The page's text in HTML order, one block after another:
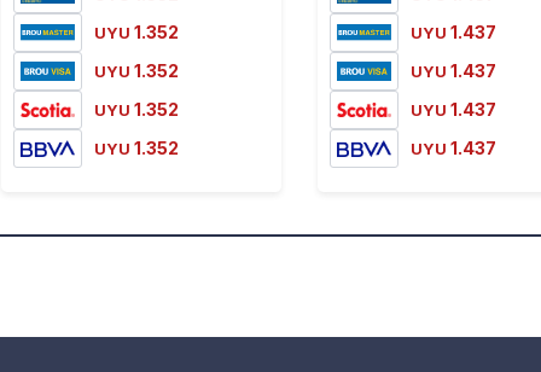
UYU 1.352
UYU 1.352
UYU 1.352
UYU 1.352
UYU 1.437
UYU 1.437
UYU 1.437
UYU 1.437